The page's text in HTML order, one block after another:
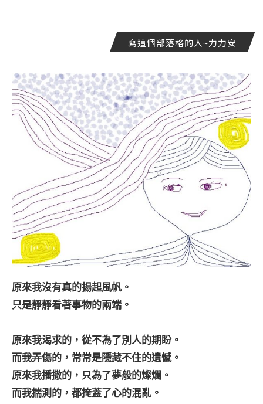
寫這個部落格的人~力力安
原來我沒有真的揚起風帆。
只是靜靜看著事物的兩端。
原來我渴求的，從不為了別人的期盼。
而我弄傷的，常常是隱藏不住的遺憾。
原來我播撒的，只為了夢般的燦爛。
而我揣測的，都掩蓋了心的混亂。